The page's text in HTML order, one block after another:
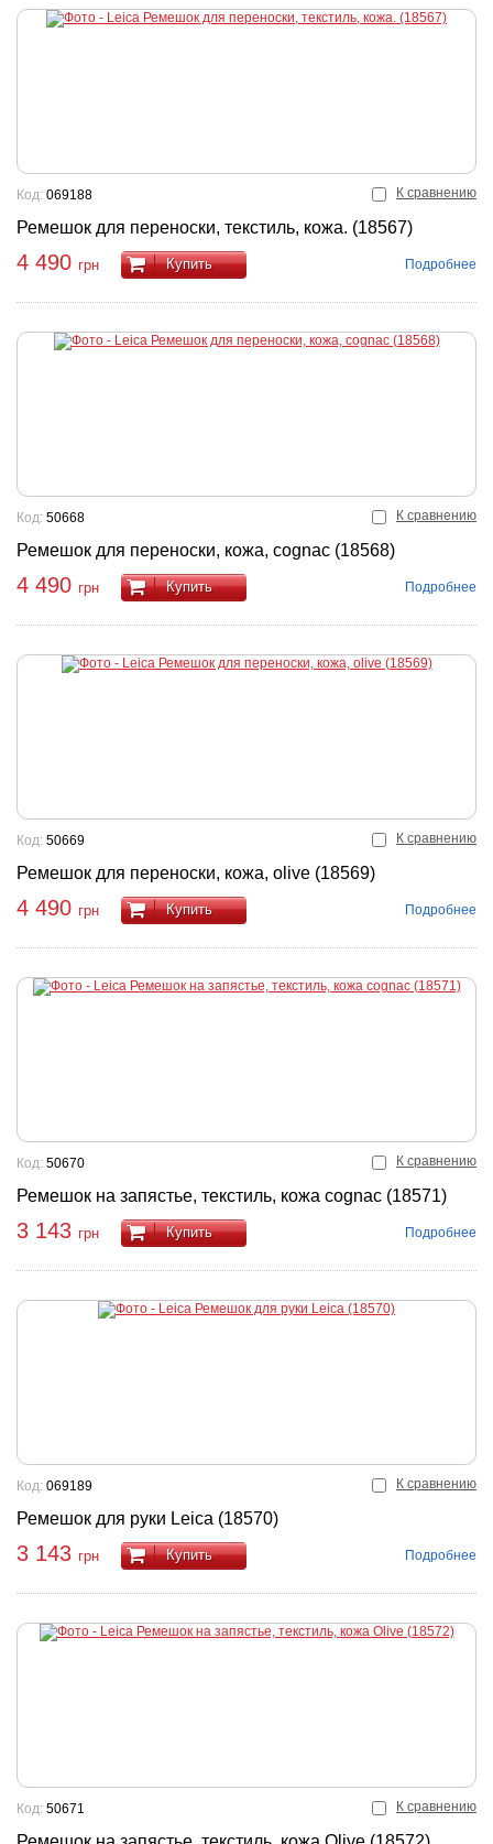
К сравнению
Ремешок для переноски, текстиль, кожа. (18567)
Код: 069188
4 490 грн Купить Подробнее
К сравнению
Ремешок для переноски, кожа, cognac (18568)
Код: 50668
4 490 грн Купить Подробнее
К сравнению
Ремешок для переноски, кожа, olive (18569)
Код: 50669
4 490 грн Купить Подробнее
К сравнению
Ремешок на запястье, текстиль, кожа cognac (18571)
Код: 50670
3 143 грн Купить Подробнее
К сравнению
Ремешок для руки Leica (18570)
Код: 069189
3 143 грн Купить Подробнее
К сравнению
Код: 50671